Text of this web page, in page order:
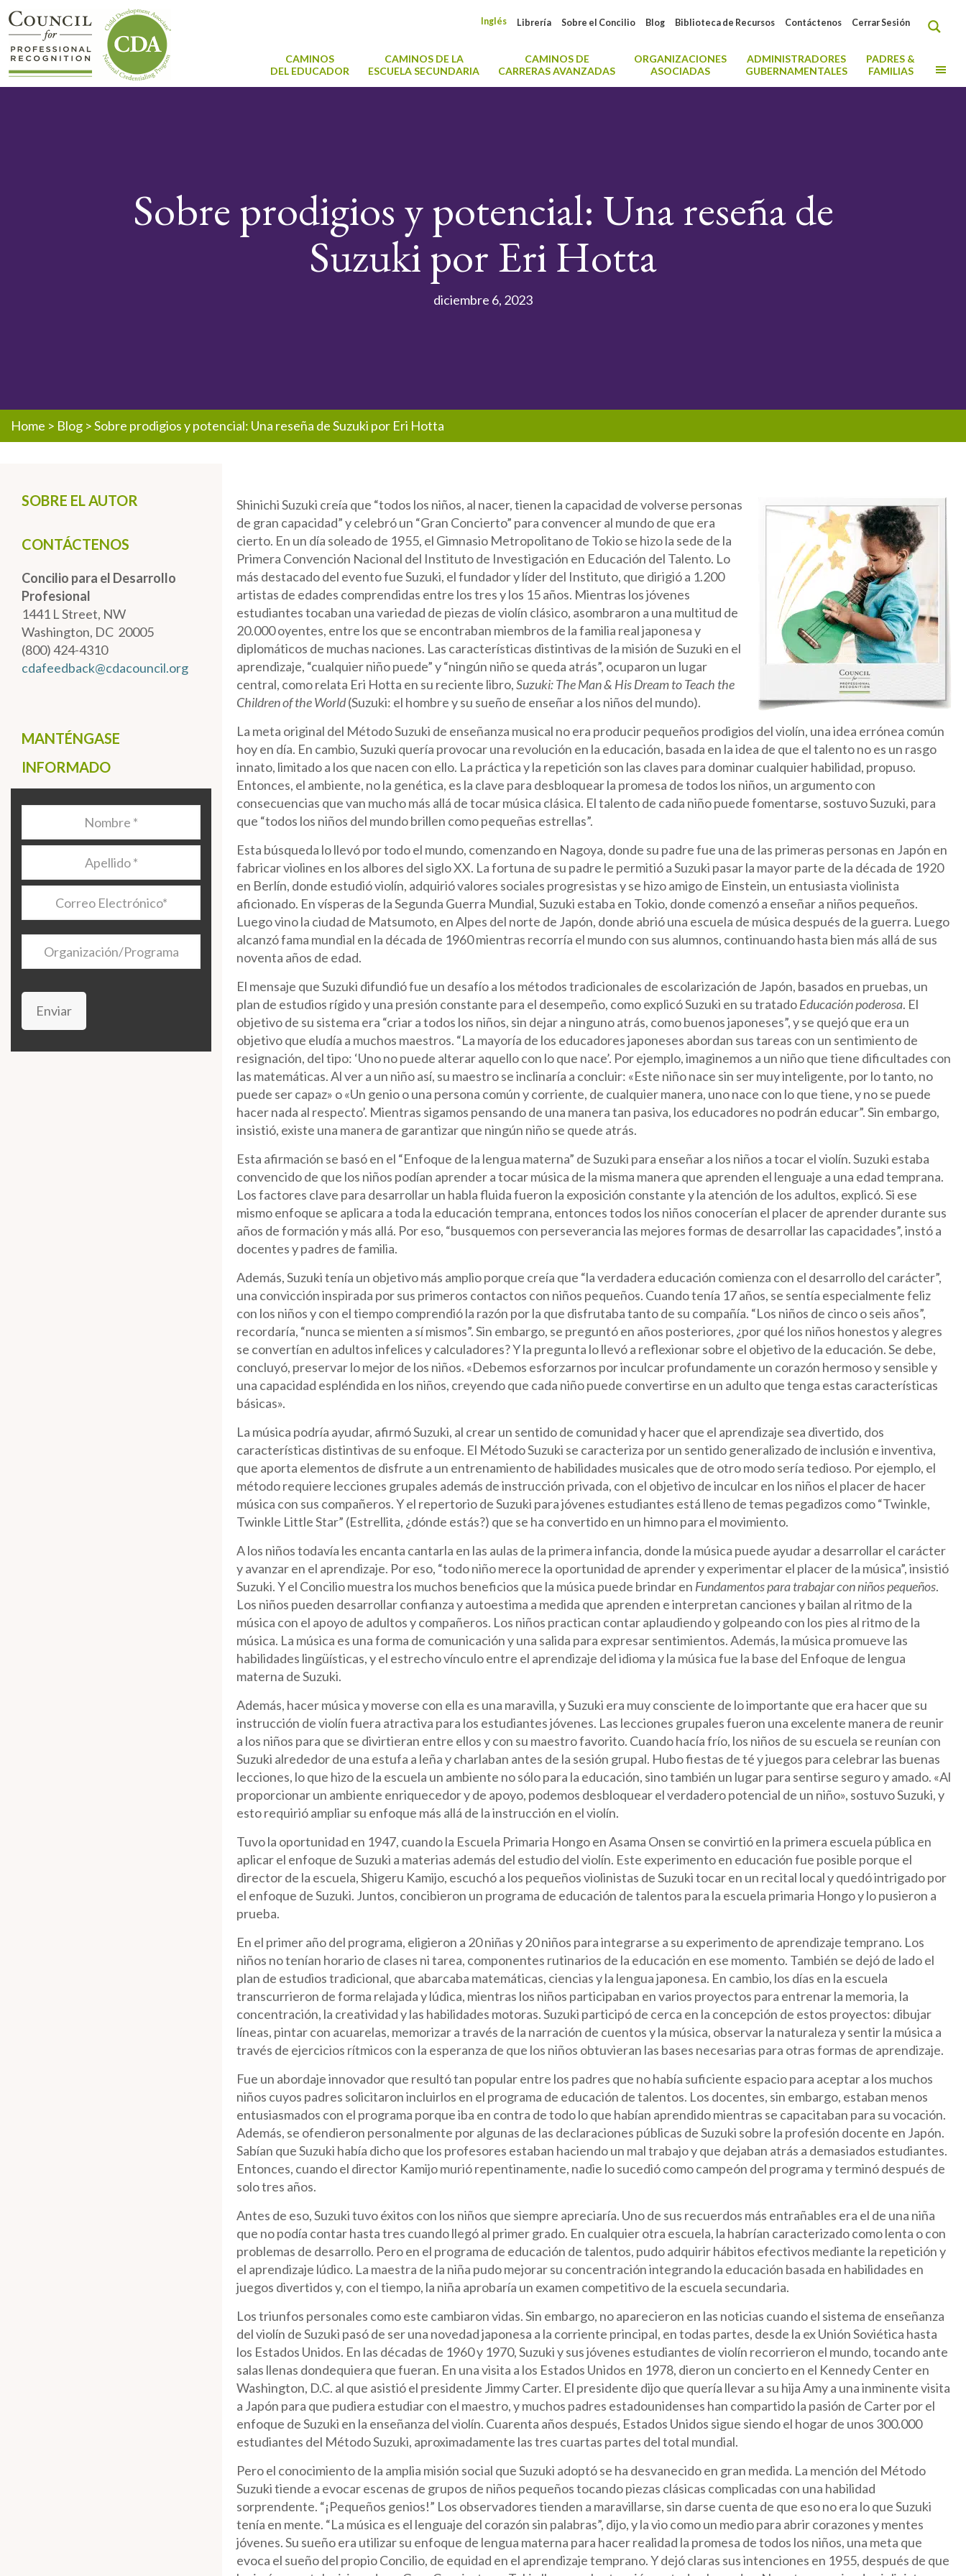
Cerrar Sesión
Contáctenos
Biblioteca de Recursos
Blog
Sobre el Concilio
Librería
Inglés
CAMINOS
DEL EDUCADOR
CAMINOS DE LA
ESCUELA SECUNDARIA
CAMINOS DE
CARRERAS AVANZADAS
ORGANIZACIONES
ASOCIADAS
ADMINISTRADORES
GUBERNAMENTALES
PADRES &
FAMILIAS
Sobre prodigios y potencial: Una reseña de
Suzuki por Eri Hotta
diciembre 6, 2023
Home > Blog >Sobre prodigios y potencial: Una reseña de Suzuki por Eri Hotta
Shinichi Suzuki creía que “todos los niños, al nacer, tienen la capacidad de volverse personas
de gran capacidad” y celebró un “Gran Concierto” para convencer al mundo de que era
cierto. En un día soleado de 1955, el Gimnasio Metropolitano de Tokio se hizo la sede de la
Primera Convención Nacional del Instituto de Investigación en Educación del Talento. Lo
más destacado del evento fue Suzuki, el fundador y líder del Instituto, que dirigió a 1.200
artistas de edades comprendidas entre los tres y los 15 años. Mientras los jóvenes
estudiantes tocaban una variedad de piezas de violín clásico, asombraron a una multitud de
20.000 oyentes, entre los que se encontraban miembros de la familia real japonesa y
diplomáticos de muchas naciones. Las características distintivas de la misión de Suzuki en el
aprendizaje, “cualquier niño puede” y “ningún niño se queda atrás”, ocuparon un lugar
central, como relata Eri Hotta en su reciente libro,Suzuki: The Man & His Dream to Teach the
Children of the World(Suzuki: el hombre y su sueño de enseñar a los niños del mundo).
La meta original del Método Suzuki de enseñanza musical no era producir pequeños prodigios del violín, una idea errónea común
hoy en día. En cambio, Suzuki quería provocar una revolución en la educación, basada en la idea de que el talento no es un rasgo
innato, limitado a los que nacen con ello. La práctica y la repetición son las claves para dominar cualquier habilidad, propuso.
Entonces, el ambiente, no la genética, es la clave para desbloquear la promesa de todos los niños, un argumento con
consecuencias que van mucho más allá de tocar música clásica. El talento de cada niño puede fomentarse, sostuvo Suzuki, para
que “todos los niños del mundo brillen como pequeñas estrellas”.
Esta búsqueda lo llevó por todo el mundo, comenzando en Nagoya, donde su padre fue una de las primeras personas en Japón en
fabricar violines en los albores del siglo XX. La fortuna de su padre le permitió a Suzuki pasar la mayor parte de la década de 1920
en Berlín, donde estudió violín, adquirió valores sociales progresistas y se hizo amigo de Einstein, un entusiasta violinista
aficionado. En vísperas de la Segunda Guerra Mundial, Suzuki estaba en Tokio, donde comenzó a enseñar a niños pequeños.
Luego vino la ciudad de Matsumoto, en Alpes del norte de Japón, donde abrió una escuela de música después de la guerra. Luego
alcanzó fama mundial en la década de 1960 mientras recorría el mundo con sus alumnos, continuando hasta bien más allá de sus
noventa años de edad.
El mensaje que Suzuki difundió fue un desafío a los métodos tradicionales de escolarización de Japón, basados en pruebas, un
plan de estudios rígido y una presión constante para el desempeño, como explicó Suzuki en su tratadoEducación poderosa. El
objetivo de su sistema era “criar a todos los niños, sin dejar a ninguno atrás, como buenos japoneses”, y se quejó que era un
objetivo que eludía a muchos maestros. “La mayoría de los educadores japoneses abordan sus tareas con un sentimiento de
resignación, del tipo: ‘Uno no puede alterar aquello con lo que nace’. Por ejemplo, imaginemos a un niño que tiene dificultades con
las matemáticas. Al ver a un niño así, su maestro se inclinaría a concluir: «Este niño nace sin ser muy inteligente, por lo tanto, no
puede ser capaz» o «Un genio o una persona común y corriente, de cualquier manera, uno nace con lo que tiene, y no se puede
hacer nada al respecto’. Mientras sigamos pensando de una manera tan pasiva, los educadores no podrán educar”. Sin embargo,
insistió, existe una manera de garantizar que ningún niño se quede atrás.
Esta afirmación se basó en el “Enfoque de la lengua materna” de Suzuki para enseñar a los niños a tocar el violín. Suzuki estaba
convencido de que los niños podían aprender a tocar música de la misma manera que aprenden el lenguaje a una edad temprana.
Los factores clave para desarrollar un habla fluida fueron la exposición constante y la atención de los adultos, explicó. Si ese
mismo enfoque se aplicara a toda la educación temprana, entonces todos los niños conocerían el placer de aprender durante sus
años de formación y más allá. Por eso, “busquemos con perseverancia las mejores formas de desarrollar las capacidades”, instó a
docentes y padres de familia.
Además, Suzuki tenía un objetivo más amplio porque creía que “la verdadera educación comienza con el desarrollo del carácter”,
una convicción inspirada por sus primeros contactos con niños pequeños. Cuando tenía 17 años, se sentía especialmente feliz
con los niños y con el tiempo comprendió la razón por la que disfrutaba tanto de su compañía. “Los niños de cinco o seis años”,
recordaría, “nunca se mienten a sí mismos”. Sin embargo, se preguntó en años posteriores, ¿por qué los niños honestos y alegres
se convertían en adultos infelices y calculadores? Y la pregunta lo llevó a reflexionar sobre el objetivo de la educación. Se debe,
concluyó, preservar lo mejor de los niños. «Debemos esforzarnos por inculcar profundamente un corazón hermoso y sensible y
una capacidad espléndida en los niños, creyendo que cada niño puede convertirse en un adulto que tenga estas características
básicas».
La música podría ayudar, afirmó Suzuki, al crear un sentido de comunidad y hacer que el aprendizaje sea divertido, dos
características distintivas de su enfoque. El Método Suzuki se caracteriza por un sentido generalizado de inclusión e inventiva,
que aporta elementos de disfrute a un entrenamiento de habilidades musicales que de otro modo sería tedioso. Por ejemplo, el
método requiere lecciones grupales además de instrucción privada, con el objetivo de inculcar en los niños el placer de hacer
música con sus compañeros. Y el repertorio de Suzuki para jóvenes estudiantes está lleno de temas pegadizos como “Twinkle,
Twinkle Little Star” (Estrellita, ¿dónde estás?) que se ha convertido en un himno para el movimiento.
A los niños todavía les encanta cantarla en las aulas de la primera infancia, donde la música puede ayudar a desarrollar el carácter
y avanzar en el aprendizaje. Por eso, “todo niño merece la oportunidad de aprender y experimentar el placer de la música”, insistió
Suzuki. Y el Concilio muestra los muchos beneficios que la música puede brindar en Fundamentos para trabajar con niños pequeños.
Los niños pueden desarrollar confianza y autoestima a medida que aprenden e interpretan canciones y bailan al ritmo de la
música con el apoyo de adultos y compañeros. Los niños practican contar aplaudiendo y golpeando con los pies al ritmo de la
música. La música es una forma de comunicación y una salida para expresar sentimientos. Además, la música promueve las
habilidades lingüísticas, y el estrecho vínculo entre el aprendizaje del idioma y la música fue la base del Enfoque de lengua
materna de Suzuki.
Además, hacer música y moverse con ella es una maravilla, y Suzuki era muy consciente de lo importante que era hacer que su
instrucción de violín fuera atractiva para los estudiantes jóvenes. Las lecciones grupales fueron una excelente manera de reunir
a los niños para que se divirtieran entre ellos y con su maestro favorito. Cuando hacía frío, los niños de su escuela se reunían con
Suzuki alrededor de una estufa a leña y charlaban antes de la sesión grupal. Hubo fiestas de té y juegos para celebrar las buenas
lecciones, lo que hizo de la escuela un ambiente no sólo para la educación, sino también un lugar para sentirse seguro y amado. «Al
proporcionar un ambiente enriquecedor y de apoyo, podemos desbloquear el verdadero potencial de un niño», sostuvo Suzuki, y
esto requirió ampliar su enfoque más allá de la instrucción en el violín.
Tuvo la oportunidad en 1947, cuando la Escuela Primaria Hongo en Asama Onsen se convirtió en la primera escuela pública en
aplicar el enfoque de Suzuki a materias además del estudio del violín. Este experimento en educación fue posible porque el
director de la escuela, Shigeru Kamijo, escuchó a los pequeños violinistas de Suzuki tocar en un recital local y quedó intrigado por
el enfoque de Suzuki. Juntos, concibieron un programa de educación de talentos para la escuela primaria Hongo y lo pusieron a
prueba.
En el primer año del programa, eligieron a 20 niñas y 20 niños para integrarse a su experimento de aprendizaje temprano. Los
niños no tenían horario de clases ni tarea, componentes rutinarios de la educación en ese momento. También se dejó de lado el
plan de estudios tradicional, que abarcaba matemáticas, ciencias y la lengua japonesa. En cambio, los días en la escuela
transcurrieron de forma relajada y lúdica, mientras los niños participaban en varios proyectos para entrenar la memoria, la
concentración, la creatividad y las habilidades motoras. Suzuki participó de cerca en la concepción de estos proyectos: dibujar
líneas, pintar con acuarelas, memorizar a través de la narración de cuentos y la música, observar la naturaleza y sentir la música a
través de ejercicios rítmicos con la esperanza de que los niños obtuvieran las bases necesarias para otras formas de aprendizaje.
Fue un abordaje innovador que resultó tan popular entre los padres que no había suficiente espacio para aceptar a los muchos
niños cuyos padres solicitaron incluirlos en el programa de educación de talentos. Los docentes, sin embargo, estaban menos
entusiasmados con el programa porque iba en contra de todo lo que habían aprendido mientras se capacitaban para su vocación.
Además, se ofendieron personalmente por algunas de las declaraciones públicas de Suzuki sobre la profesión docente en Japón.
Sabían que Suzuki había dicho que los profesores estaban haciendo un mal trabajo y que dejaban atrás a demasiados estudiantes.
Entonces, cuando el director Kamijo murió repentinamente, nadie lo sucedió como campeón del programa y terminó después de
solo tres años.
Antes de eso, Suzuki tuvo éxitos con los niños que siempre apreciaría. Uno de sus recuerdos más entrañables era el de una niña
que no podía contar hasta tres cuando llegó al primer grado. En cualquier otra escuela, la habrían caracterizado como lenta o con
problemas de desarrollo. Pero en el programa de educación de talentos, pudo adquirir hábitos efectivos mediante la repetición y
el aprendizaje lúdico. La maestra de la niña pudo mejorar su concentración integrando la educación basada en habilidades en
juegos divertidos y, con el tiempo, la niña aprobaría un examen competitivo de la escuela secundaria.
Los triunfos personales como este cambiaron vidas. Sin embargo, no aparecieron en las noticias cuando el sistema de enseñanza
del violín de Suzuki pasó de ser una novedad japonesa a la corriente principal, en todas partes, desde la ex Unión Soviética hasta
los Estados Unidos. En las décadas de 1960 y 1970, Suzuki y sus jóvenes estudiantes de violín recorrieron el mundo, tocando ante
salas llenas dondequiera que fueran. En una visita a los Estados Unidos en 1978, dieron un concierto en el Kennedy Center en
Washington, D.C. al que asistió el presidente Jimmy Carter. El presidente dijo que quería llevar a su hija Amy a una inminente visita
a Japón para que pudiera estudiar con el maestro, y muchos padres estadounidenses han compartido la pasión de Carter por el
enfoque de Suzuki en la enseñanza del violín. Cuarenta años después, Estados Unidos sigue siendo el hogar de unos 300.000
estudiantes del Método Suzuki, aproximadamente las tres cuartas partes del total mundial.
Pero el conocimiento de la amplia misión social que Suzuki adoptó se ha desvanecido en gran medida. La mención del Método
Suzuki tiende a evocar escenas de grupos de niños pequeños tocando piezas clásicas complicadas con una habilidad
sorprendente. “¡Pequeños genios!” Los observadores tienden a maravillarse, sin darse cuenta de que eso no era lo que Suzuki
tenía en mente. “La música es el lenguaje del corazón sin palabras”, dijo, y la vio como un medio para abrir corazones y mentes
jóvenes. Su sueño era utilizar su enfoque de lengua materna para hacer realidad la promesa de todos los niños, una meta que
evoca el sueño del propio Concilio, de equidad en el aprendizaje temprano. Y dejó claras sus intenciones en 1955, después de que
SOBRE EL AUTOR
CONTÁCTENOS
Concilio para el Desarrollo
Profesional
1441 L Street, NW
Washington, DC 20005
(800) 424-4310
cdafeedback@cdacouncil.org
MANTÉNGASE
INFORMADO
Correo
Electrónico
*
Organización/Programa
Enviar